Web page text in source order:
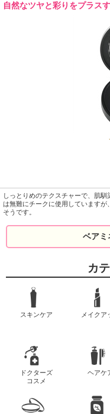
自然なツヤと彩りをプラス
しっとりめのテクスチャーで、肌
は無難にチークに使用していますが
そうです。
ベアミ
カ
スキンケア メイクア
ドクターズ
コスメ
ヘアケ